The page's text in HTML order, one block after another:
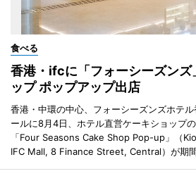
食べる
香港・ifcに「フォーシーズンズ
ップ ポップアップ出店
香港・中環の中心、フォーシーズンズホテ
ールに8月4日、ホテル直営ケーキショップ
「Four Seasons Cake Shop Pop-up」（
IFC Mall, 8 Finance Street, Central）が期間